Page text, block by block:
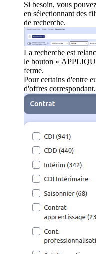
Si besoin, vous
en sélectionnant des
de recherche.
La recherche est
le bouton «
ferme.
Pour certains d'entre
d'offres correspondant.